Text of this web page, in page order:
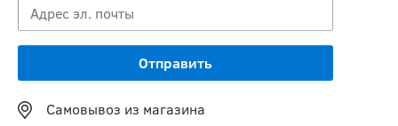
Самовывоз из магазина